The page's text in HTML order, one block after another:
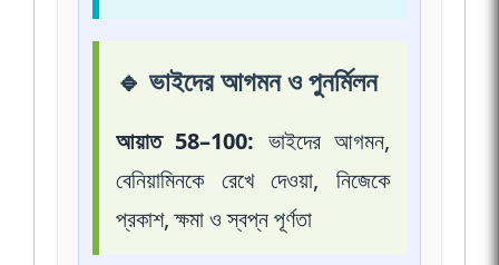
🔹 ভাইদের আগমন ও পুনর্মিলন
আয়াত 58–100: ভাইদের আগমন,
বেনিয়ামিনকে রেখে দেওয়া, নিজেকে
প্রকাশ, ক্ষমা ও স্বপ্ন পূর্ণতা